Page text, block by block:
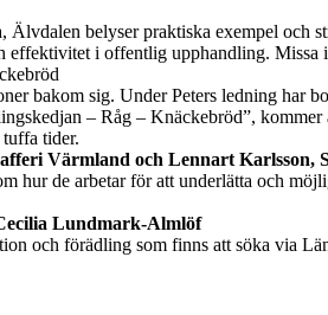
belyser praktiska exempel
effektivitet i offentlig upphandling.
bakom sig. Under Peters ledning har
– Råg – Knäckebröd”,
tider.
Värmland och Lennart Karlsson,
hur de arbetar för att underlätta och
Lundmark-Almlöf
och förädling som finns att söka via